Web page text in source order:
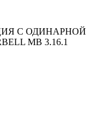
С ОДИНАРНОЙ
MB 3.16.1